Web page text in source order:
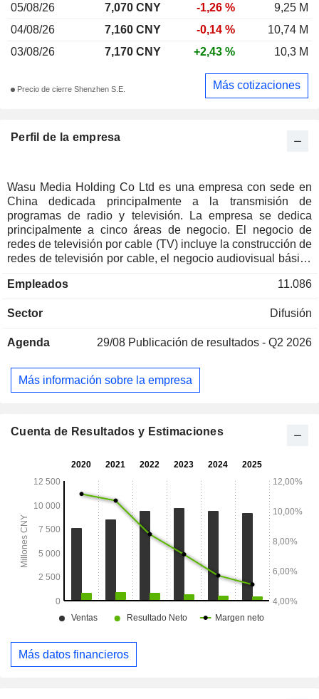
Perfil de la empresa
Wasu Media Holding Co Ltd es una empresa con sede en
China dedicada principalmente a la transmisión de
programas de radio y televisión. La empresa se dedica
principalmente a cinco áreas de negocio. El negocio de
redes de televisión por cable (TV) incluye la construcción de
redes de televisión por cable, el negocio audiovisual básico
negocio de nuevos medios a nivel nacional incluye la
Internet y los contenidos audiovisuales en Internet, así como
negocio de redes de banda ancha incluye el negocio de
información basados en redes de banda ancha. El negocio
digital de ciudades inteligentes incluye el negocio digital
generación (5G) para radio y televisión incluye la
Empleados 11.086
Sector Difusión
Agenda 29/08 Publicación de resultados - Q2 2026
Más información sobre la empresa
05/08/26
7,070 CNY -1,26 %
9,25 M
04/08/26
7,160 CNY -0,14 %
10,74 M
03/08/26
7,170 CNY +2,43 % 10,3 M
Precio de cierre Shenzhen S.E. Más cotizaciones
Cuenta de Resultados y Estimaciones
Más datos financieros